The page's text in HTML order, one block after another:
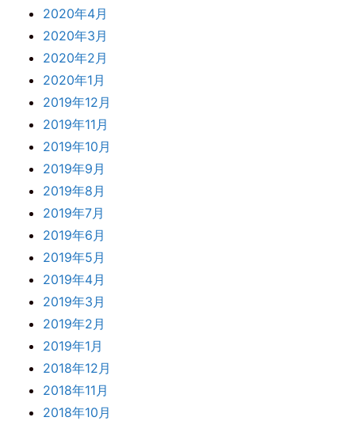
2020年4月
2020年3月
2020年2月
2020年1月
2019年12月
2019年11月
2019年10月
2019年9月
2019年8月
2019年7月
2019年6月
2019年5月
2019年4月
2019年3月
2019年2月
2019年1月
2018年12月
2018年11月
2018年10月